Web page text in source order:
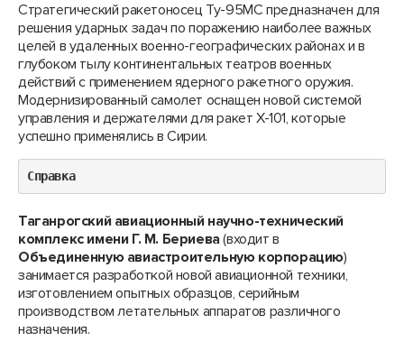
Стратегический ракетоносец Ту-95МС предназначен для
решения ударных задач по поражению наиболее важных
целей в удаленных военно-географических районах и в
глубоком тылу континентальных театров военных
действий с применением ядерного ракетного оружия.
Модернизированный самолет оснащен новой системой
управления и держателями для ракет Х-101, которые
успешно применялись в Сирии.
Справка
Таганрогский авиационный научно-технический
комплекс имени Г. М. Бериева (входит в
Объединенную авиастроительную корпорацию)
занимается разработкой новой авиационной техники,
изготовлением опытных образцов, серийным
производством летательных аппаратов различного
назначения.